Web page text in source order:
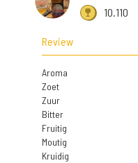
10.110
Review
Aroma
Zoet
Zuur
Bitter
Fruitig
Moutig
Kruidig